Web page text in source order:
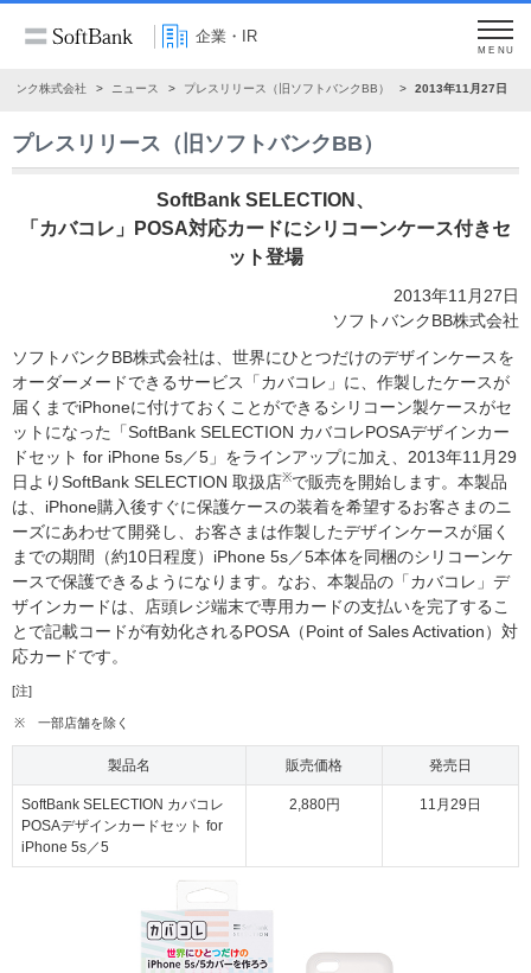
企業・IR
MENU
バンク株式会社 ニュース プレスリリース（旧ソフトバンクBB） 2013年11月27日
プレスリリース（旧ソフトバンクBB）
SoftBank SELECTION、
「カバコレ」POSA対応カードにシリコーンケース付きセ
ット登場
2013年11月27日
ソフトバンクBB株式会社
ソフトバンクBB株式会社は、世界にひとつだけのデザインケースを
オーダーメードできるサービス「カバコレ」に、作製したケースが
届くまでiPhoneに付けておくことができるシリコーン製ケースがセ
ットになった「SoftBank SELECTION カバコレPOSAデザインカー
ドセット for iPhone 5s／5」をラインアップに加え、2013年11月29
日よりSoftBank SELECTION 取扱店※で販売を開始します。本製品
は、iPhone購入後すぐに保護ケースの装着を希望するお客さまのニ
ーズにあわせて開発し、お客さまは作製したデザインケースが届く
までの期間（約10日程度）iPhone 5s／5本体を同梱のシリコーンケ
ースで保護できるようになります。なお、本製品の「カバコレ」デ
ザインカードは、店頭レジ端末で専用カードの支払いを完了するこ
とで記載コードが有効化されるPOSA（Point of Sales Activation）対
応カードです。
[注]
※ 一部店舗を除く
製品名 販売価格 発売日
SoftBank SELECTION カバコレ
POSAデザインカードセット for
iPhone 5s／5
2,880円 11月29日